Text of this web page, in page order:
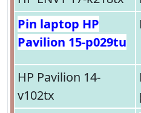
Pin laptop HP
Pavilion 15-p029tu
HP Pavilion 14-
v102tx